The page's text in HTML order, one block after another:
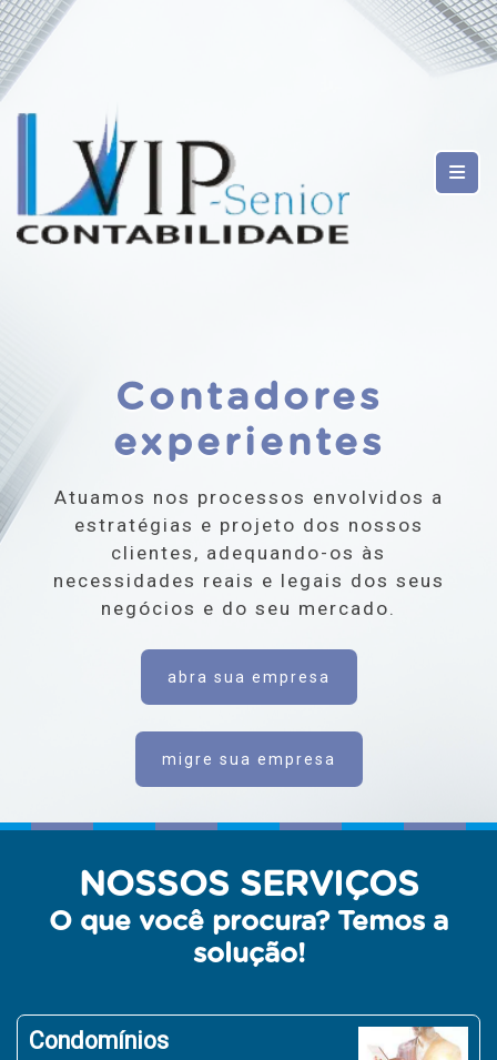
Contadores
experientes
Atuamos nos processos envolvidos a
estratégias e projeto dos nossos
clientes, adequando-os às
necessidades reais e legais dos seus
negócios e do seu mercado.
abra sua empresa
migre sua empresa
NOSSOS SERVIÇOS
O que você procura? Temos a
solução!
Condomínios